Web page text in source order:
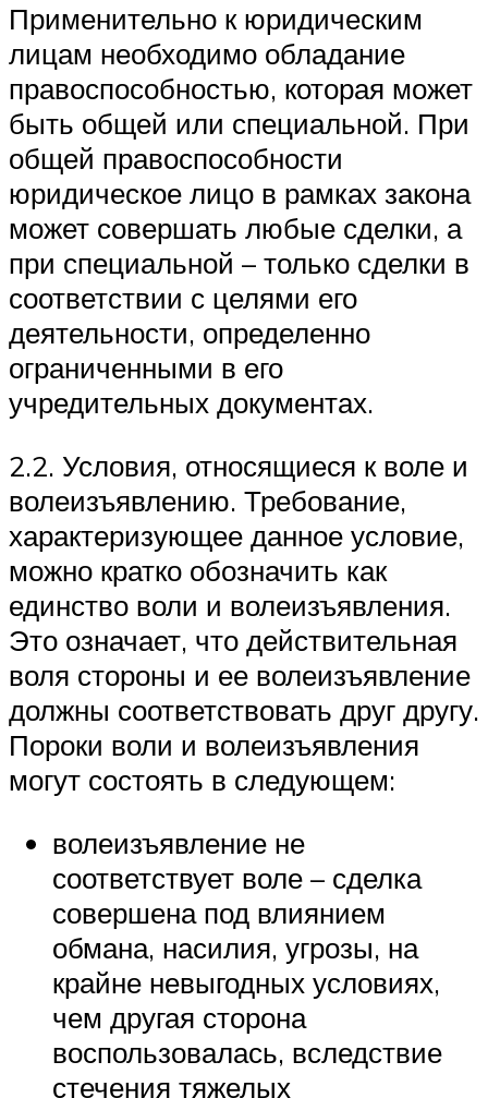
Применительно к юридическим
лицам необходимо обладание
правоспособностью, которая может
быть общей или специальной. При
общей правоспособности
юридическое лицо в рамках закона
может совершать любые сделки, а
при специальной – только сделки в
соответствии с целями его
деятельности, определенно
ограниченными в его
учредительных документах.
2.2. Условия, относящиеся к воле и
волеизъявлению. Требование,
характеризующее данное условие,
можно кратко обозначить как
единство воли и волеизъявления.
Это означает, что действительная
воля стороны и ее волеизъявление
должны соответствовать друг другу.
Пороки воли и волеизъявления
могут состоять в следующем:
волеизъявление не
соответствует воле – сделка
совершена под влиянием
обмана, насилия, угрозы, на
крайне невыгодных условиях,
чем другая сторона
воспользовалась, вследствие
стечения тяжелых